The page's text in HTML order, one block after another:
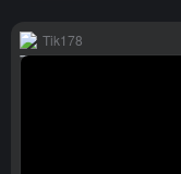
Tik178